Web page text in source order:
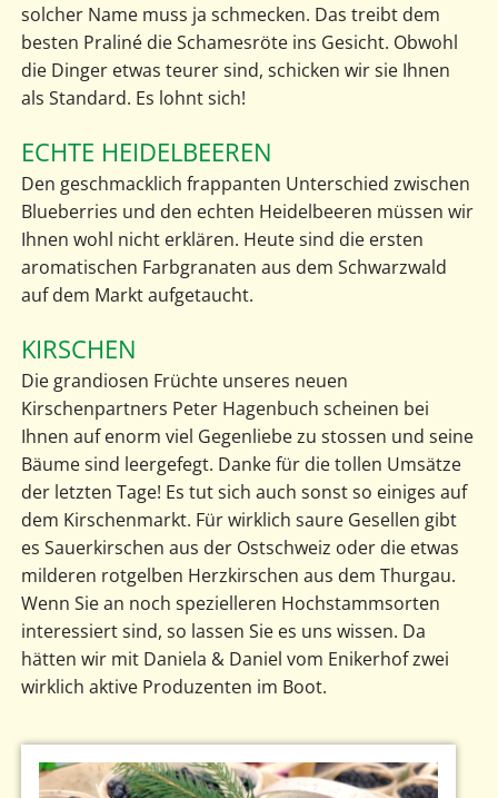
solcher Name muss ja schmecken. Das treibt dem
besten Praliné die Schamesröte ins Gesicht. Obwohl
die Dinger etwas teurer sind, schicken wir sie Ihnen
als Standard. Es lohnt sich!
ECHTE HEIDELBEEREN
Den geschmacklich frappanten Unterschied zwischen
Blueberries und den echten Heidelbeeren müssen wir
Ihnen wohl nicht erklären. Heute sind die ersten
aromatischen Farbgranaten aus dem Schwarzwald
auf dem Markt aufgetaucht.
KIRSCHEN
Die grandiosen Früchte unseres neuen
Kirschenpartners Peter Hagenbuch scheinen bei
Ihnen auf enorm viel Gegenliebe zu stossen und seine
Bäume sind leergefegt. Danke für die tollen Umsätze
der letzten Tage! Es tut sich auch sonst so einiges auf
dem Kirschenmarkt. Für wirklich saure Gesellen gibt
es Sauerkirschen aus der Ostschweiz oder die etwas
milderen rotgelben Herzkirschen aus dem Thurgau.
Wenn Sie an noch spezielleren Hochstammsorten
interessiert sind, so lassen Sie es uns wissen. Da
hätten wir mit Daniela & Daniel vom Enikerhof zwei
wirklich aktive Produzenten im Boot.